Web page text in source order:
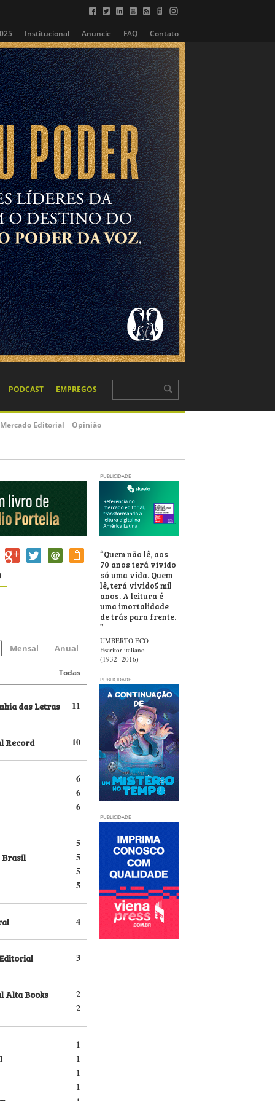
Institucional Anuncie FAQ Contato
PODCAST EMPREGOS
Mercado Editorial Opinião
PUBLICIDADE
Mensal Anual
Todas
11
das Letras
10
Record
6
6
6
5
5
5
5
4
3
2
Alta Books
2
1
1
1
1
“Quem não lê, aos
70 anos terá vivido
só uma vida. Quem
lê, terá vivido5 mil
anos. A leitura é
uma imortalidade
de trás para frente.
”
UMBERTO ECO
Escritor italiano
(1932 -2016)
PUBLICIDADE
PUBLICIDADE